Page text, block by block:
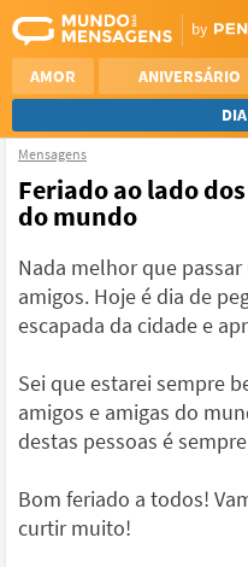
AMOR ANIVERSÁRIO
REFLEXÃO
SAUDADE
NAMORO
Mensagens
Feriado ao lado
do mundo
Nada melhor que
amigos. Hoje é dia de
escapada da cidade e
Sei que estarei sempre
amigos e amigas do
destas pessoas é
Bom feriado a todos!
curtir muito!